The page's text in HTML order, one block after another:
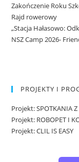
Zakończenie Roku
Rajd rowerowy
„Stacja Hałasowo:
NSZ Camp 2026-
PROJEKTY I
Projekt: SPOTKANIA Z
Projekt: ROBOPET I
Projekt: CLIL IS EASY